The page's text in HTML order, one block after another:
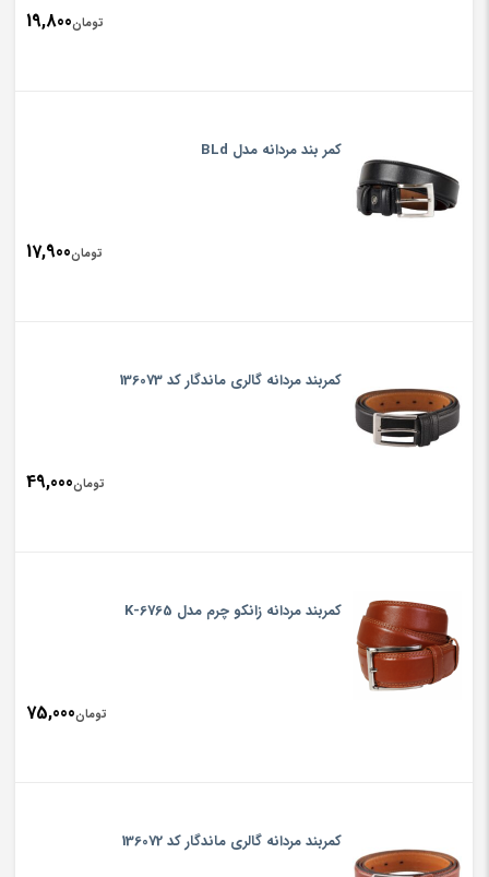
تومان19,800
کمر بند مردانه مدل BLd
تومان17,900
کمربند مردانه گالری ماندگار کد 136073
تومان49,000
کمربند مردانه زانکو چرم مدل K-6765
تومان75,000
کمربند مردانه گالری ماندگار کد 136072